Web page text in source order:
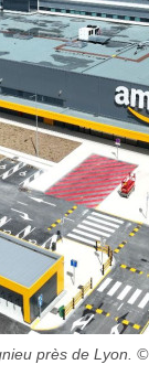
près de Lyon. ©